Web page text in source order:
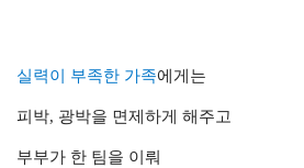
실력이 부족한 가족에게는
피박, 광박을 면제하게 해주고
부부가 한 팀을 이뤄